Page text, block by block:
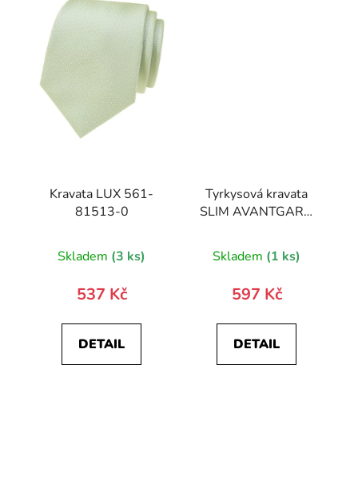
Kravata LUX 561-
81513-0
Skladem (3 ks)
537 Kč
DETAIL
Tyrkysová kravata
SLIM AVANTGARD
Skladem (1 ks)
597 Kč
DETAIL